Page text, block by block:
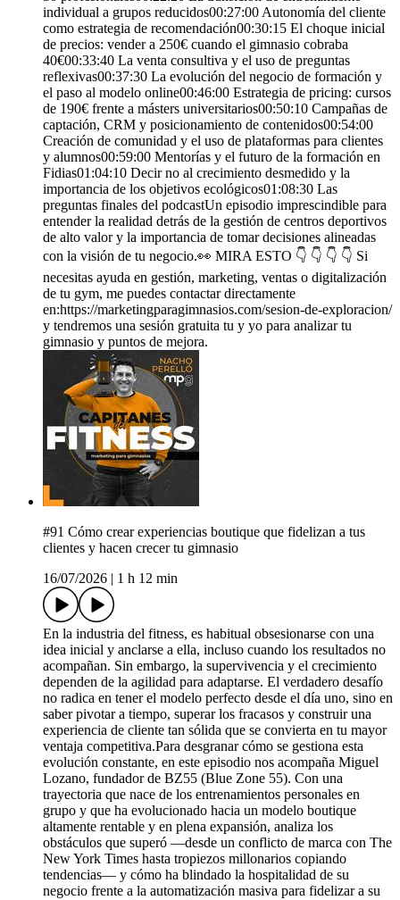
individual a grupos reducidos00:27:00 Autonomía del cliente
como estrategia de recomendación00:30:15 El choque inicial
de precios: vender a 250€ cuando el gimnasio cobraba
40€00:33:40 La venta consultiva y el uso de preguntas
reflexivas00:37:30 La evolución del negocio de formación y
el paso al modelo online00:46:00 Estrategia de pricing: cursos
de 190€ frente a másters universitarios00:50:10 Campañas de
captación, CRM y posicionamiento de contenidos00:54:00
Creación de comunidad y el uso de plataformas para clientes
y alumnos00:59:00 Mentorías y el futuro de la formación en
Fidias01:04:10 Decir no al crecimiento desmedido y la
importancia de los objetivos ecológicos01:08:30 Las
preguntas finales del podcastUn episodio imprescindible para
entender la realidad detrás de la gestión de centros deportivos
de alto valor y la importancia de tomar decisiones alineadas
con la visión de tu negocio.👀 MIRA ESTO 👇 👇 👇 👇 Si
necesitas ayuda en gestión, marketing, ventas o digitalización
de tu gym, me puedes contactar directamente
en:https://marketingparagimnasios.com/sesion-de-exploracion/
y tendremos una sesión gratuita tu y yo para analizar tu
gimnasio y puntos de mejora.
#91 Cómo crear experiencias boutique que fidelizan a tus
clientes y hacen crecer tu gimnasio
16/07/2026
1 h 12 min
En la industria del fitness, es habitual obsesionarse con una
idea inicial y anclarse a ella, incluso cuando los resultados no
acompañan. Sin embargo, la supervivencia y el crecimiento
dependen de la agilidad para adaptarse. El verdadero desafío
no radica en tener el modelo perfecto desde el día uno, sino en
saber pivotar a tiempo, superar los fracasos y construir una
experiencia de cliente tan sólida que se convierta en tu mayor
ventaja competitiva.Para desgranar cómo se gestiona esta
evolución constante, en este episodio nos acompaña Miguel
Lozano, fundador de BZ55 (Blue Zone 55). Con una
trayectoria que nace de los entrenamientos personales en
grupo y que ha evolucionado hacia un modelo boutique
altamente rentable y en plena expansión, analiza los
obstáculos que superó —desde un conflicto de marca con The
New York Times hasta tropiezos millonarios copiando
tendencias— y cómo ha blindado la hospitalidad de su
negocio frente a la automatización masiva para fidelizar a su